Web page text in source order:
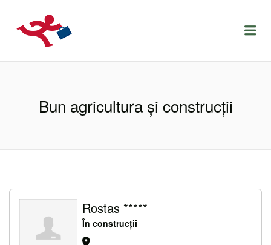
LOCURIDEMUNCACLUJ.NET
Bun agricultura și construcții
Rostas *****
În construcții